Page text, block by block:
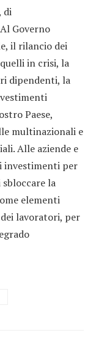
di
Governo
il rilancio dei
in crisi, la
dipendenti, la
Paese,
multinazionali e
Alle aziende e
investimenti per
la
elementi
lavoratori, per